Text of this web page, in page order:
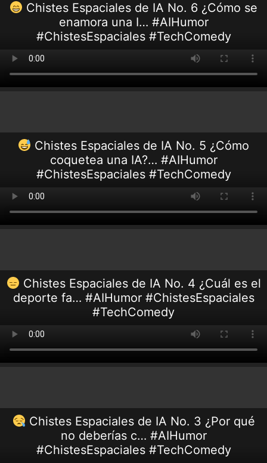
Chistes Espaciales de IA No. 6 ¿Cómo se
enamora una I… #AIHumor
#ChistesEspaciales #TechComedy
Chistes Espaciales de IA No. 5 ¿Cómo
coquetea una IA?… #AIHumor
#ChistesEspaciales #TechComedy
Chistes Espaciales de IA No. 4 ¿Cuál es el
deporte fa… #AIHumor #ChistesEspaciales
#TechComedy
Chistes Espaciales de IA No. 3 ¿Por qué
no deberías c… #AIHumor
#ChistesEspaciales #TechComedy